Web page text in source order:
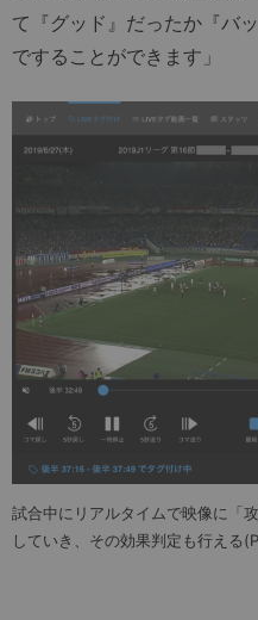
て『グッド』だったか『バ
ですることができます」
試合中にリアルタイムで映像に「
していき、その効果判定も行える